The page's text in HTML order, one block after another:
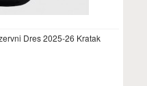
Dres 2025-26 Kratak